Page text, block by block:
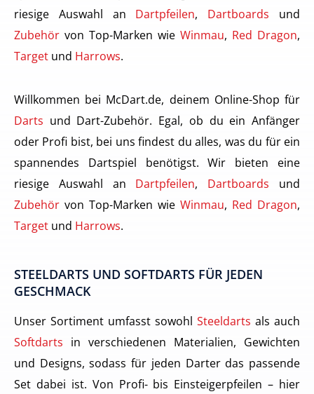
riesige Auswahl an Dartpfeilen, Dartboards und
Zubehör von Top-Marken wie Winmau, Red Dragon,
Target und Harrows.
Willkommen bei McDart.de, deinem Online-Shop für
Darts und Dart-Zubehör. Egal, ob du ein Anfänger
oder Profi bist, bei uns findest du alles, was du für ein
spannendes Dartspiel benötigst. Wir bieten eine
riesige Auswahl an Dartpfeilen, Dartboards und
Zubehör von Top-Marken wie Winmau, Red Dragon,
Target und Harrows.
STEELDARTS UND SOFTDARTS FÜR JEDEN
GESCHMACK
Unser Sortiment umfasst sowohl Steeldarts als auch
Softdarts in verschiedenen Materialien, Gewichten
und Designs, sodass für jeden Darter das passende
Set dabei ist. Von Profi- bis Einsteigerpfeilen – hier